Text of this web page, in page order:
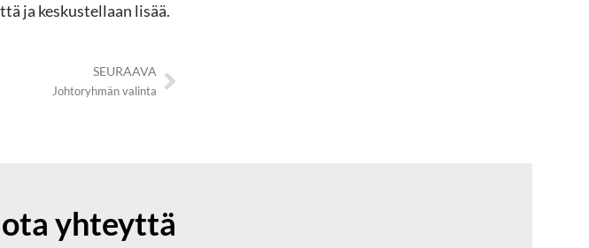
ja keskustellaan lisää.
SEURAAVA
Johtoryhmän valinta
yhteyttä